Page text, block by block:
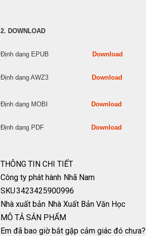
2. DOWNLOAD
Định dạng EPUB Download
Định dạng AWZ3 Download
Định dạng MOBI Download
Định dạng PDF Download
THÔNG TIN CHI TIẾT
Công ty phát hành Nhã Nam
SKU3423425900996
Nhà xuất bản Nhà Xuất Bản Văn Học
MÔ TẢ SẢN PHẨM
Em đã bao giờ bắt gặp cảm giác đó